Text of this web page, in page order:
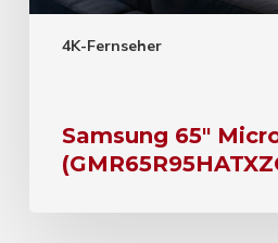
4K-Fernseher
Samsung 65″